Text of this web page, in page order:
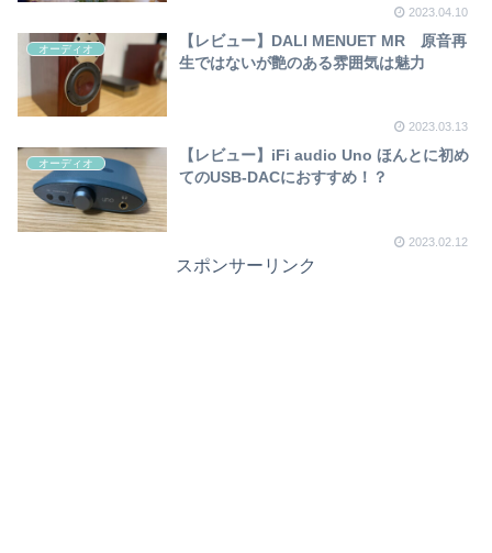
2023.04.10
オーディオ
【レビュー】DALI MENUET MR 原音再
生ではないが艶のある雰囲気は魅力
2023.03.13
オーディオ
【レビュー】iFi audio Uno ほんとに初め
てのUSB-DACにおすすめ！？
2023.02.12
スポンサーリンク